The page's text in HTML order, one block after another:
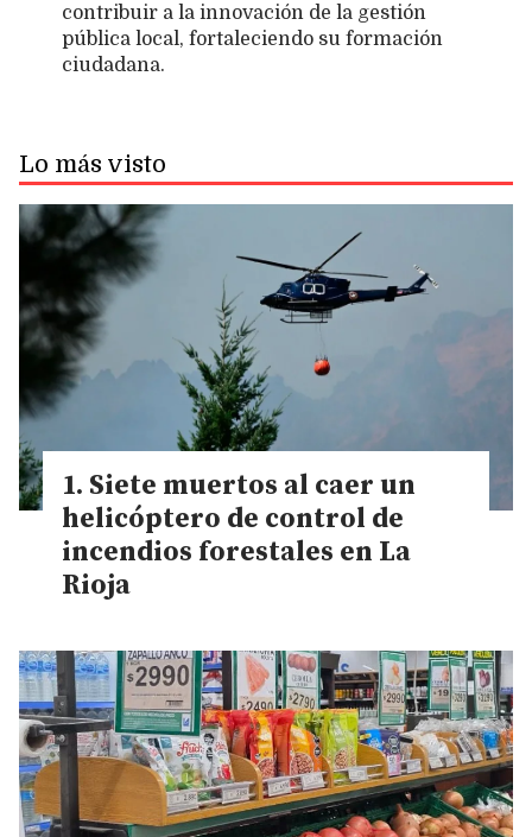
contribuir a la innovación de la gestión
pública local, fortaleciendo su formación
ciudadana.
Lo más visto
Siete muertos al caer un
helicóptero de control de
incendios forestales en La
Rioja